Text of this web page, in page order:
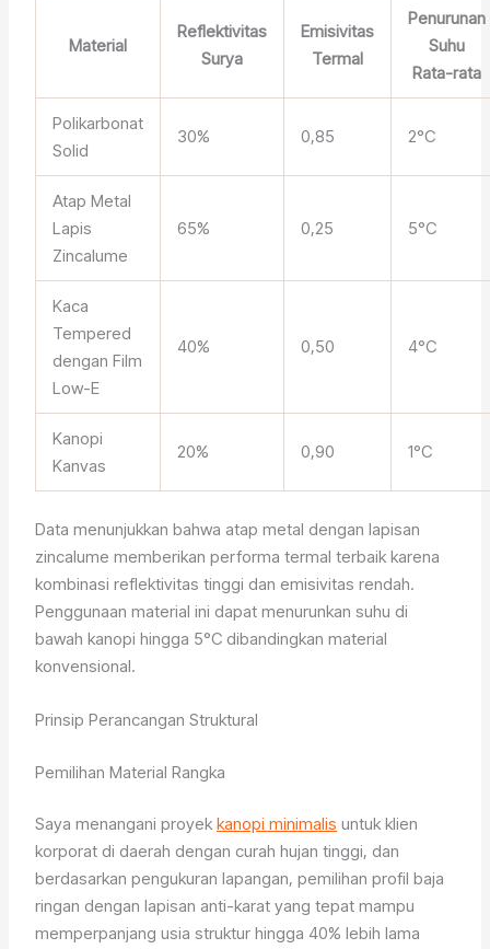
Material
Reflektivitas
Surya
Emisivitas
Termal
Penurunan
Suhu
Rata-rata
Polikarbonat
Solid
30% 0,85 2°C
Atap Metal
Lapis
Zincalume
65% 0,25 5°C
Kaca
Tempered
dengan Film
Low-E
40% 0,50 4°C
Kanopi
Kanvas
20% 0,90 1°C
Data menunjukkan bahwa atap metal dengan lapisan
zincalume memberikan performa termal terbaik karena
kombinasi reflektivitas tinggi dan emisivitas rendah.
Penggunaan material ini dapat menurunkan suhu di
bawah kanopi hingga 5°C dibandingkan material
konvensional.
Prinsip Perancangan Struktural
Pemilihan Material Rangka
Saya menangani proyekkanopi minimalis untuk klien
korporat di daerah dengan curah hujan tinggi, dan
berdasarkan pengukuran lapangan, pemilihan profil baja
ringan dengan lapisan anti-karat yang tepat mampu
memperpanjang usia struktur hingga 40% lebih lama